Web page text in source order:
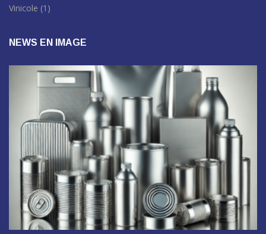
Vinicole (1)
NEWS EN IMAGE